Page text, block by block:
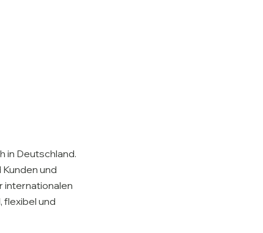
in Deutschland.
und
internationalen
flexibel und